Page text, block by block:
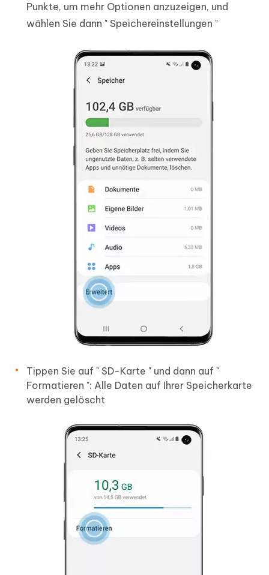
Punkte, um mehr Optionen anzuzeigen, und
wählen Sie dann " Speichereinstellungen "
Tippen Sie auf " SD-Karte " und dann auf "
Formatieren ": Alle Daten auf Ihrer Speicherkarte
werden gelöscht